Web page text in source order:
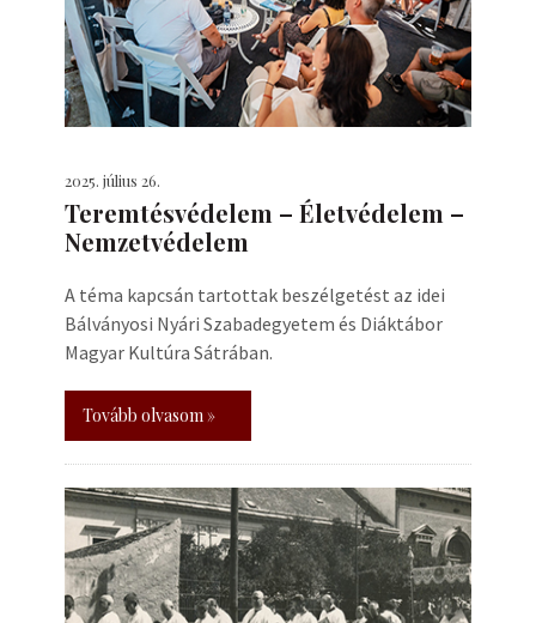
2025. július 26.
Teremtésvédelem – Életvédelem –
Nemzetvédelem
A téma kapcsán tartottak beszélgetést az idei
Bálványosi Nyári Szabadegyetem és Diáktábor
Magyar Kultúra Sátrában.
Tovább olvasom »